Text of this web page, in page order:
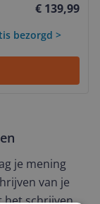
€ 139,99
bezorgd >
je mening
van je
het schrijven